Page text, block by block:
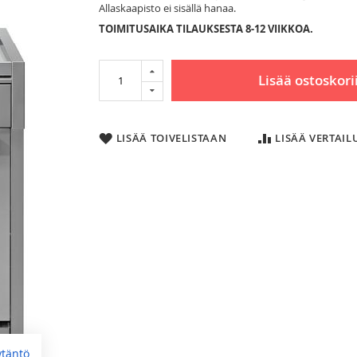
Allaskaapisto ei sisällä hanaa.
TOIMITUSAIKA TILAUKSESTA 8-12 VIIKKOA.
Lisää
LISÄÄ TOIVELISTAAN LISÄÄ